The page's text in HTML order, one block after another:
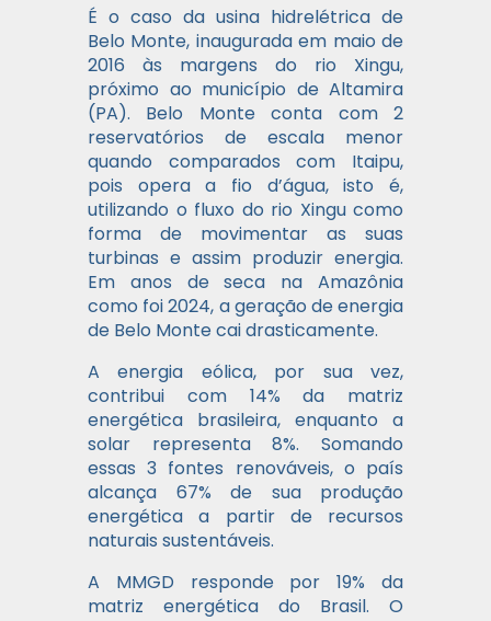
É o caso da usina hidrelétrica de
Belo Monte, inaugurada em maio de
2016 às margens do rio Xingu,
próximo ao município de Altamira
(PA). Belo Monte conta com 2
reservatórios de escala menor
quando comparados com Itaipu,
pois opera a fio d’água, isto é,
utilizando o fluxo do rio Xingu como
forma de movimentar as suas
turbinas e assim produzir energia.
Em anos de seca na Amazônia
como foi 2024, a geração de energia
de Belo Monte cai drasticamente.
A energia eólica, por sua vez,
contribui com 14% da matriz
energética brasileira, enquanto a
solar representa 8%. Somando
essas 3 fontes renováveis, o país
alcança 67% de sua produção
energética a partir de recursos
naturais sustentáveis.
A MMGD responde por 19% da
matriz energética do Brasil. O